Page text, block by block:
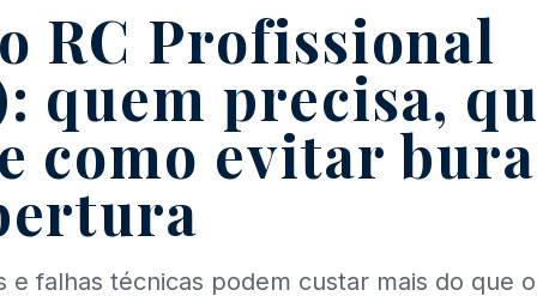
RC Profissional
quem precisa,
como evitar
e falhas técnicas podem custar mais do que